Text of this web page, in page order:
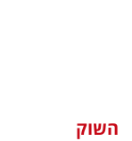
וצרכנות
השוק